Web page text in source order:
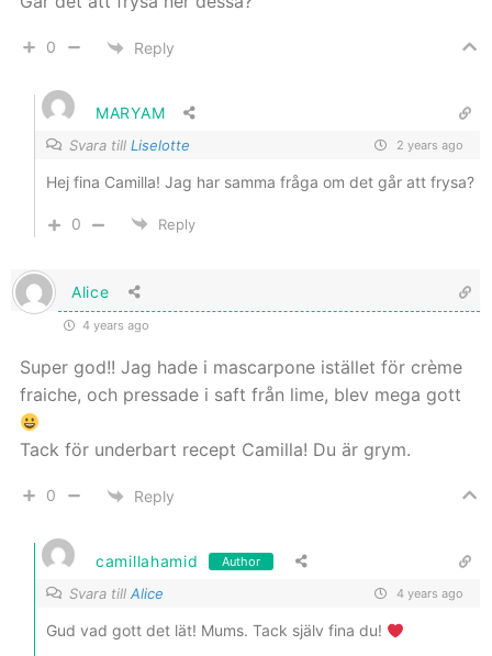
0 Reply
MARYAM
Svara till Liselotte 2 years ago
Hej fina Camilla! Jag har samma fråga om det går att frysa?
0 Reply
Alice
4 years ago
Super god!! Jag hade i mascarpone istället för crème
fraiche, och pressade i saft från lime, blev mega gott
Tack för underbart recept Camilla! Du är grym.
0 Reply
camillahamid Author
Svara till Alice 4 years ago
Gud vad gott det lät! Mums. Tack själv fina du!